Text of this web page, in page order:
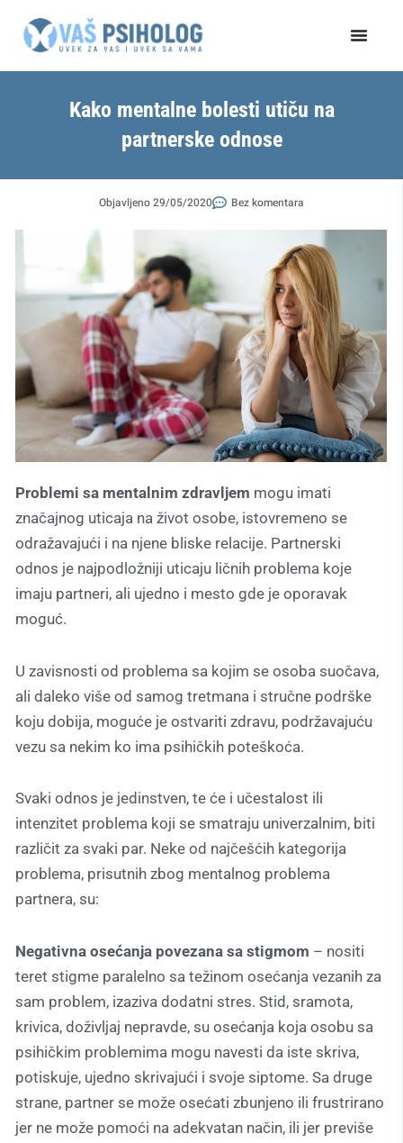
Kako mentalne bolesti utiču na
partnerske odnose
Objavljeno29/05/2020 Bez komentara
Problemi sa mentalnim zdravljem mogu imati
značajnog uticaja na život osobe, istovremeno se
odražavajući i na njene bliske relacije. Partnerski
odnos je najpodložniji uticaju ličnih problema koje
imaju partneri, ali ujedno i mesto gde je oporavak
moguć.
U zavisnosti od problema sa kojim se osoba suočava,
ali daleko više od samog tretmana i stručne podrške
koju dobija, moguće je ostvariti zdravu, podržavajuću
vezu sa nekim ko ima psihičkih poteškoća.
Svaki odnos je jedinstven, te će i učestalost ili
intenzitet problema koji se smatraju univerzalnim, biti
različit za svaki par. Neke od najčešćih kategorija
problema, prisutnih zbog mentalnog problema
partnera, su:
Negativna osećanja povezana sa stigmom – nositi
teret stigme paralelno sa težinom osećanja vezanih za
sam problem, izaziva dodatni stres. Stid, sramota,
krivica, doživljaj nepravde, su osećanja koja osobu sa
psihičkim problemima mogu navesti da iste skriva,
potiskuje, ujedno skrivajući i svoje siptome. Sa druge
strane, partner se može osećati zbunjeno ili frustrirano
jer ne može pomoći na adekvatan način, ili jer previše